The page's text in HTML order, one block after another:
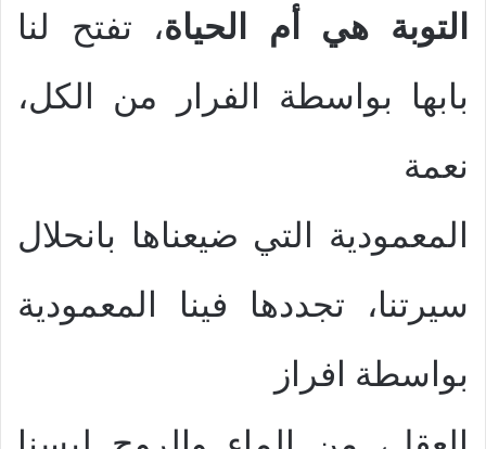
التوبة هي أم الحياة، تفتح لنا
بابها بواسطة الفرار من الكل،
نعمة
المعمودية التي ضيعناها بانحلال
سيرتنا، تجددها فينا المعمودية
بواسطة افراز